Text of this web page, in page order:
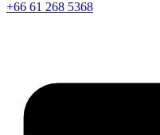
+66 61 268 5368